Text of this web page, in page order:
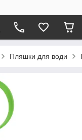
Пляшки для води